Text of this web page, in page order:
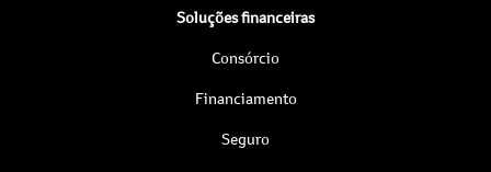
Soluções financeiras
Consórcio
Financiamento
Seguro